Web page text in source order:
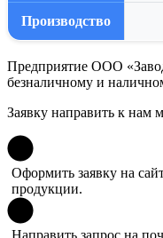
Производство
Предприятие ООО
безналичному и
Заявку направить к
Оформить заявку на
продукции.